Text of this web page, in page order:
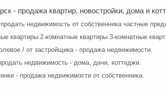
- продажа квартир, новостройки, дома и
недвижимость от собственника частные
квартиры 2-комнатные квартиры 3-комнатные
/ от застройщика - продажа недвижимости.
недвижимость - дома, дачи, коттеджи.
- продажа недвижимости от собственника.